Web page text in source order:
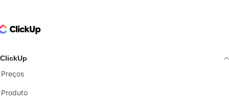
Logo
ClickUp
Preços
Produto